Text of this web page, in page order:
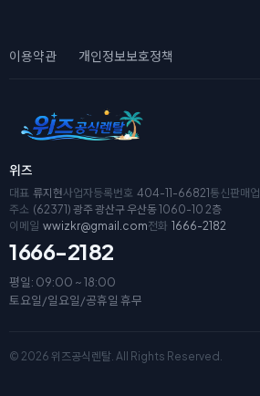
이용약관 개인정보보호정책
위즈
대표 류지현사업자등록번호 404-11-66821 통신판매업
주소 (62371) 광주 광산구 우산동 1060-10 2층
이메일 wwizkr@gmail.com전화 1666-2182
1666-2182
평일: 09:00 ~ 18:00
토요일/일요일/공휴일 휴무
© 2026 위즈공식렌탈. All Rights Reserved.